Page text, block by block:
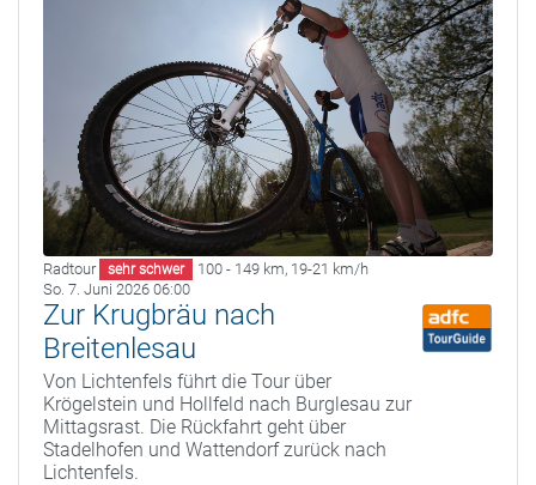
Radtour sehr schwer 100 - 149 km, 19-21 km/h
So. 7. Juni 2026 06:00
Zur Krugbräu nach
Breitenlesau
Von Lichtenfels führt die Tour über
Krögelstein und Hollfeld nach Burglesau zur
Mittagsrast. Die Rückfahrt geht über
Stadelhofen und Wattendorf zurück nach
Lichtenfels.